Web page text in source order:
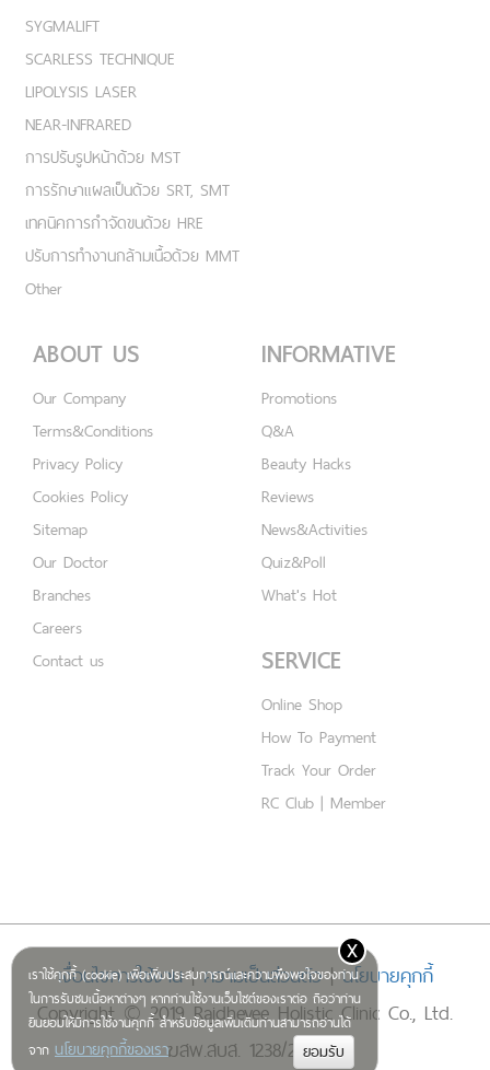
เราใช้คุกกี้ (cookie) เพื่อเพิ่มประสบการณ์และความพึงพอใจของท่าน
ในการรับชมเนื้อหาต่างๆ หากท่านใช้งานเว็บไซต์ของเราต่อ ถือว่าท่าน
ยินยอมให้มีการใช้งานคุกกี้ สำหรับข้อมูลเพิ่มเติมท่านสามารถอ่านได้
จาก นโยบายคุกกี้ของเรา
x
SYGMALIFT
SCARLESS TECHNIQUE
LIPOLYSIS LASER
NEAR-INFRARED
การปรับรูปหน้าด้วย MST
การรักษาแผลเป็นด้วย SRT, SMT
เทคนิคการกำจัดขนด้วย HRE
ปรับการทำงานกล้ามเนื้อด้วย MMT
Other
ABOUT US
Our Company
Terms&Conditions
Privacy Policy
Cookies Policy
Sitemap
Our Doctor
Branches
Careers
Contact us
INFORMATIVE
Promotions
Q&A
Beauty Hacks
Reviews
News&Activities
Quiz&Poll
What's Hot
SERVICE
Online Shop
How To Payment
Track Your Order
RC Club | Member
เงื่อนไขการใช้งาน|ความเป็นส่วนตัว|นโยบายคุกกี้
Copyright © 2019 Rajdhevee Holistic Clinic Co., Ltd.
ฆสพ.สบส. 1238/2562